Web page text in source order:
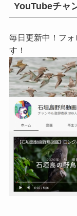
YouTubeチャ
毎日更新中！フ
す！